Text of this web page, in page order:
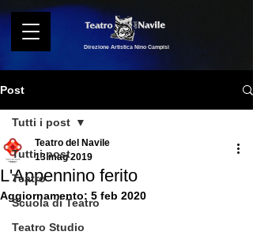
Direzione Artistica Nino Campisi
Post
Tutti i post
Teatro
Scuola di Teatro
Teatro Studio
Tutti i post
L'Appennino ferito
Teatro del Navile
13 mag 2019
Aggiornamento: 5 feb 2020